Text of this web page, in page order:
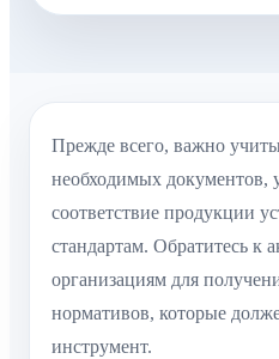
Прежде всего, важно
необходимых документов,
соответствие продукции
стандартам. Обратитесь к
организациям для
нормативов, которые
инструмент.